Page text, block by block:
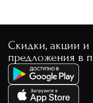
Скидки, акции и
предложения в